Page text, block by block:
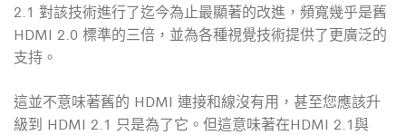
2.1 對該技術進行了迄今為止最顯著的改進，頻寬幾乎是舊
HDMI 2.0 標準的三倍，並為各種視覺技術提供了更廣泛的
支持。
這並不意味著舊的 HDMI 連接和線沒有用，甚至您應該升
級到 HDMI 2.1 只是為了它。但這意味著在HDMI 2.1與